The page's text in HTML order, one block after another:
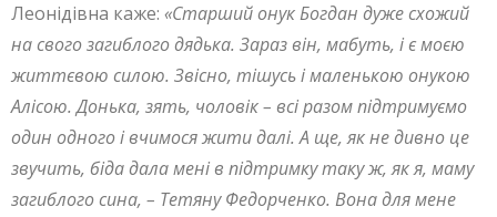
Леонідівна каже: «Старший онук Богдан дуже схожий
на свого загиблого дядька. Зараз він, мабуть, і є моєю
життєвою силою. Звісно, тішусь і маленькою онукою
Алісою. Донька, зять, чоловік – всі разом підтримуємо
один одного і вчимося жити далі. А ще, як не дивно це
звучить, біда дала мені в підтримку таку ж, як я, маму
загиблого сина, – Тетяну Федорченко. Вона для мене